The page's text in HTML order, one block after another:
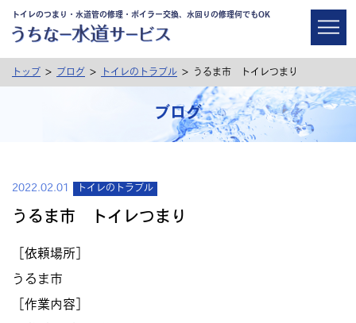
トイレのつまり・水道管の修理・ボイラー交換、水回りの修理何でもOK
トップ > ブログ > トイレのトラブル > うるま市 トイレつまり
ブログ
2022.02.01 トイレのトラブル
うるま市 トイレつまり
［依頼場所］
うるま市
［作業内容］